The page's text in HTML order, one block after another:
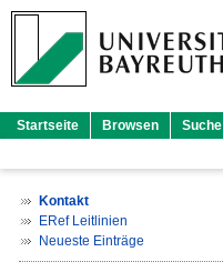
Startseite Browsen Suche
Kontakt
ERef Leitlinien
Neueste Einträge